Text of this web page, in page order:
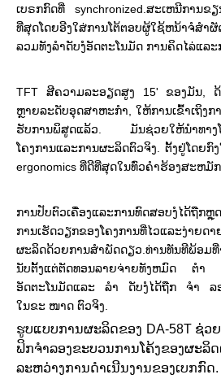
ເບຣກກົດທີ່ synchronized.ສະເຫນີການ
ທີ່ສຸດໂດຍອີງໃສ່ການໂຕ້ຕອບຜູ້ໃຊ້ຫນ້າຈໍສໍ
ລວມທັງລໍາດັບງໍອັດຕະໂນມັດ ການ​ຄິດ​ໄລ່​ແລະ​
TFT ສີຄວາມລະອຽດສູງ 15' ຂອງມັນ, ດ້
ຫຼາຍລະດັບອຸດສາຫະກໍາ, ໃຫ້ການເຂົ້າເຖິງກ
ຮັບການພິສູດແລ້ວ. ມັນຊ່ວຍໃຫ້ນໍາທາງໂ
ໂຄງການແລະການຜະລິດຕົວຈິງ. ຕັ້ງຢູ່ໂດຍກົ
ergonomics ທີ່ດີທີ່ສຸດໃນທົ່ວຄໍາຮ້ອງສະຫມັ
ການປັບຕົວເຄື່ອງແລະການທົດສອບງໍໄດ້ຖືກຫຼຸ
ການເຮັດວຽກຂອງໂຄງການທີ່ໄວແລະງ່າ
ຜະລິດດ້ວຍການສໍາພັດດຽວ.ທ່ານທັນທີພ້ອມ
ນັບຕັ້ງແຕ່ຕັດທອນລາຍຈ່າຍທັງຫມົດຕຳ
ອັດຕະໂນມັດແລະ ລຳ ດັບງໍໄດ້ຖືກ ຈຳ ລອ
ໃນຂະ ໜາດ ຕົວຈິງ.
ຮູບແບບການຜະລິດຂອງ DA-58T ຊ່ວ
ຟິກຈໍາລອງຂະບວນການໂຄ້ງຂອງຜະ
ລະຫວ່າງການດໍາເນີນງານຂອງເບກກົດ.